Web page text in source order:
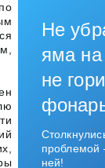
Не
яма на
не
ней!